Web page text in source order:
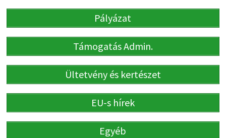
Pályázat
Támogatás Admin.
Ültetvény és kertészet
EU-s hírek
Egyéb